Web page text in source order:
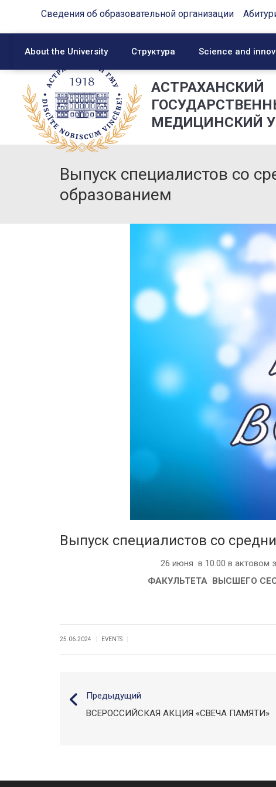
Сведения об образовательной организации
About the University Структура Science and
АСТРАХАНСКИЙ
МЕДИЦИНСКИЙ
Выпуск специалистов со
образованием
Выпуск специалистов со
26 июня в 10.00 в актовом
ФАКУЛЬТЕТА ВЫСШЕГО
25.06.2024 EVENTS
Предыдущий
ВСЕРОССИЙСКАЯ АКЦИЯ «СВЕЧА ПАМЯТИ»